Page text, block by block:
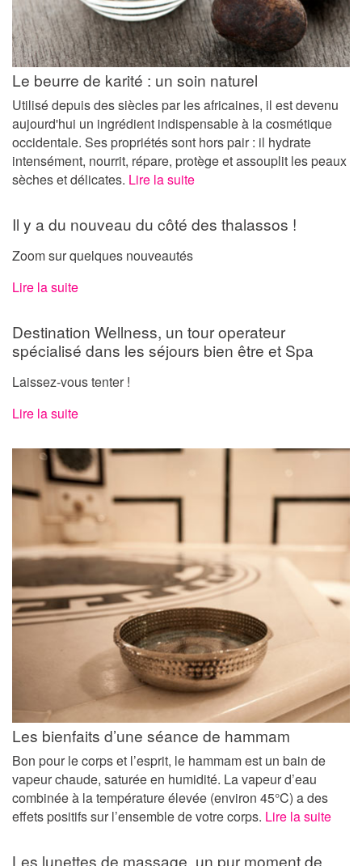
Le beurre de karité : un soin naturel
Utilisé depuis des siècles par les africaines, il est devenu
aujourd'hui un ingrédient indispensable à la cosmétique
occidentale. Ses propriétés sont hors pair : il hydrate
intensément, nourrit, répare, protège et assouplit les peaux
sèches et délicates. Lire la suite
Il y a du nouveau du côté des thalassos !
Zoom sur quelques nouveautés
Lire la suite
Destination Wellness, un tour operateur
spécialisé dans les séjours bien être et Spa
Laissez-vous tenter !
Lire la suite
Les bienfaits d’une séance de hammam
Bon pour le corps et l’esprit, le hammam est un bain de
vapeur chaude, saturée en humidité. La vapeur d’eau
combinée à la température élevée (environ 45°C) a des
effets positifs sur l’ensemble de votre corps. Lire la suite
Les lunettes de massage, un pur moment de